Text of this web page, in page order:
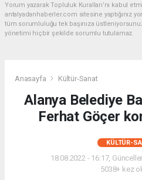
Yorum yazarak Topluluk Kuralları’nı kabul
antalyadanhaberler.com sitesine yaptığınız
tüm sorumluluğu tek başınıza
yönetimi hiçbir şekilde sorumlu tutulamaz.
Anasayfa Kültür-Sanat
Alanya Belediye
Ferhat Göçer
KÜLTÜR-
18.08.2022 - 16:17,
5038+ kez